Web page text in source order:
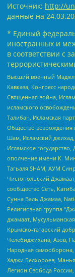
Источник: http://
данные на
* Единый
иностранных и
в соответствии с
Высший военный
Кавказа, Конгресс
Священная война,
исламского
Талибан, Исламская
Общество возрождения
Шам, Исламский
Исламское
ополчение имени К.
Тагьаля SHAM, АУМ
Чистопольский
сообщество Сеть,
Сунна Валь Джамаа,
Религиозная группа
джамаат,
Крымско-татарский
Челебиджихана, Азов,
Народная самооборона,
Хаджи Белхороев,
Легион Свобода